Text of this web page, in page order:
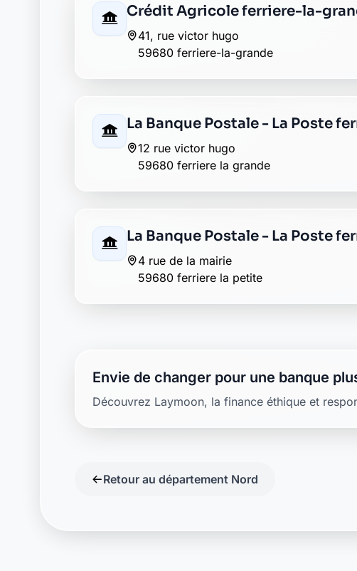
Crédit Agricole ferriere-la-
41, rue victor hugo
59680 ferriere-la-grande
La Banque Postale - La Poste
12 rue victor hugo
59680 ferriere la grande
La Banque Postale - La Poste
4 rue de la mairie
59680 ferriere la petite
Envie de changer pour une banque
Découvrez Laymoon, la finance éthique et
Retour au département Nord